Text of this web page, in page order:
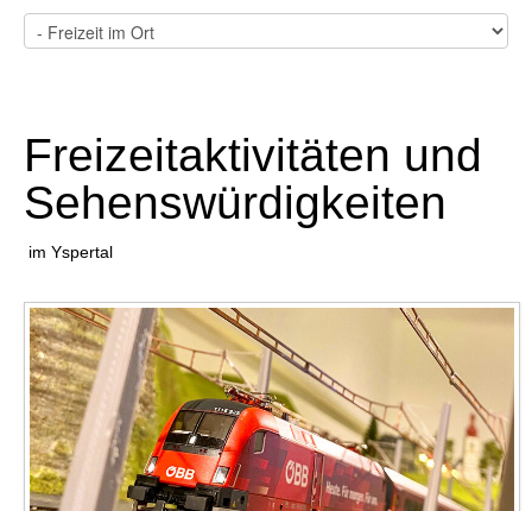
Freizeitaktivitäten und
Sehenswürdigkeiten
im Yspertal